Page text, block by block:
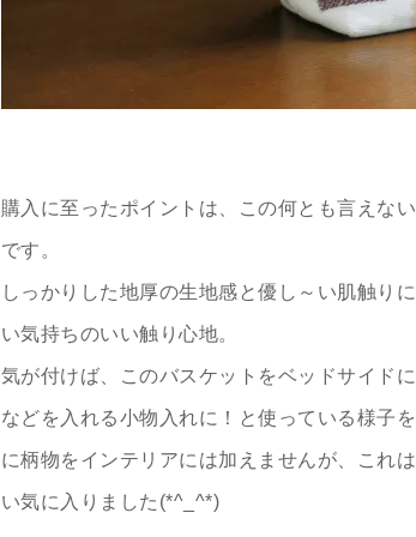
購入に至ったポイントは、この何とも言えな
です。
しっかりした地厚の生地感と優し～い肌触り
い気持ちのいい触り心地。
気が付けば、このバスケットをベッドサイド
などを入れる小物入れに！と使っている様子
に柄物をインテリアには加えませんが、これ
い気に入りました(*^_^*)